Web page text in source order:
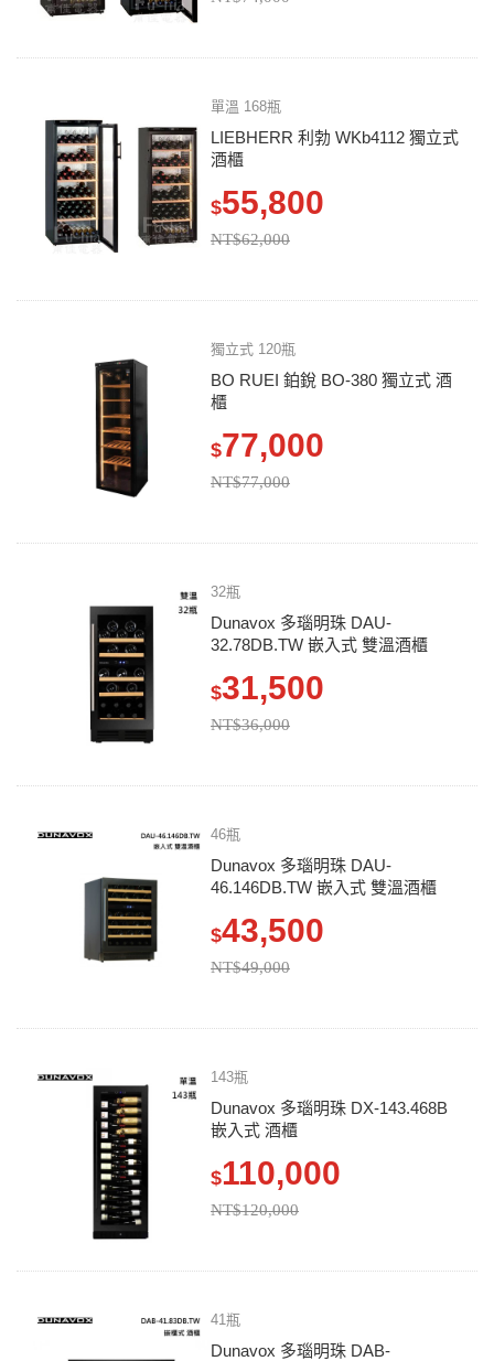
單溫 168瓶
LIEBHERR 利勃 WKb4112 獨立式
酒櫃
$55,800
NT$62,000
獨立式 120瓶
BO RUEI 鉑銳 BO-380 獨立式 酒
櫃
$77,000
NT$77,000
32瓶
Dunavox 多瑙明珠 DAU-
32.78DB.TW 嵌入式 雙溫酒櫃
$31,500
NT$36,000
46瓶
Dunavox 多瑙明珠 DAU-
46.146DB.TW 嵌入式 雙溫酒櫃
$43,500
NT$49,000
143瓶
Dunavox 多瑙明珠 DX-143.468B
嵌入式 酒櫃
$110,000
NT$120,000
41瓶
Dunavox 多瑙明珠 DAB-